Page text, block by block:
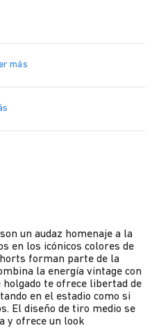
más
un audaz homenaje a la
en los icónicos colores de
forman parte de la
la energía vintage con
holgado te ofrece libertad de
en el estadio como si
El diseño de tiro medio se
y ofrece un look